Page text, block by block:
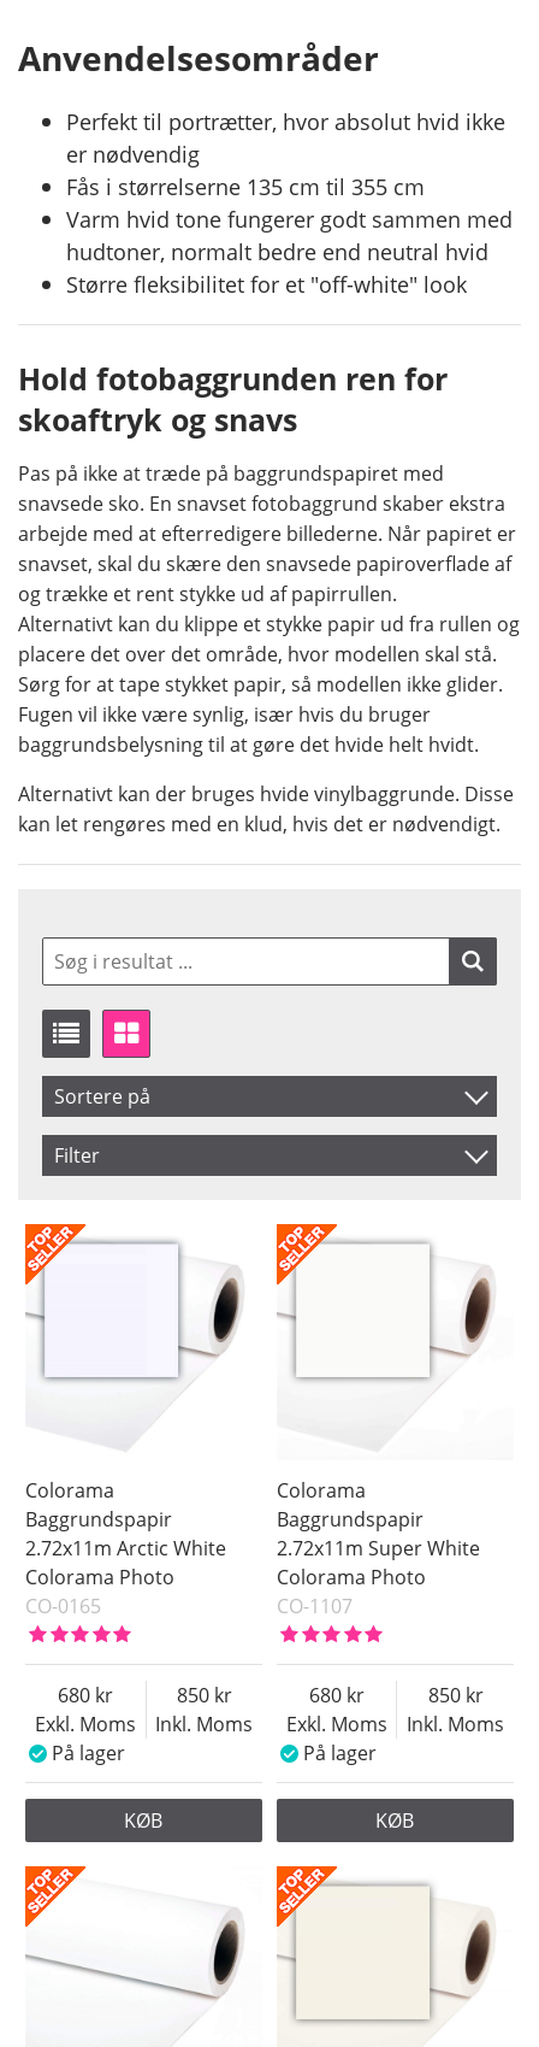
Anvendelsesområder
Perfekt til portrætter, hvor absolut hvid ikke
er nødvendig
Fås i størrelserne 135 cm til 355 cm
Varm hvid tone fungerer godt sammen med
hudtoner, normalt bedre end neutral hvid
Større fleksibilitet for et "off-white" look
Hold fotobaggrunden ren for
skoaftryk og snavs
Pas på ikke at træde på baggrundspapiret med
snavsede sko. En snavset fotobaggrund skaber ekstra
arbejde med at efterredigere billederne. Når papiret er
snavset, skal du skære den snavsede papiroverflade af
og trække et rent stykke ud af papirrullen.
Alternativt kan du klippe et stykke papir ud fra rullen og
placere det over det område, hvor modellen skal stå.
Sørg for at tape stykket papir, så modellen ikke glider.
Fugen vil ikke være synlig, især hvis du bruger
baggrundsbelysning til at gøre det hvide helt hvidt.
Alternativt kan der bruges hvide vinylbaggrunde. Disse
kan let rengøres med en klud, hvis det er nødvendigt.
Sortere på
Produkt Nr.
Inkl. Moms
Filter
På lager
Colorama
Baggrundspapir
2.72x11m Arctic White
Colorama Photo
CO-0165
Exkl. Moms
680
Inkl. Moms
850
På lager
KØB
Colorama
Baggrundspapir
2.72x11m Super White
Colorama Photo
CO-1107
Exkl. Moms
680
Inkl. Moms
850
På lager
KØB